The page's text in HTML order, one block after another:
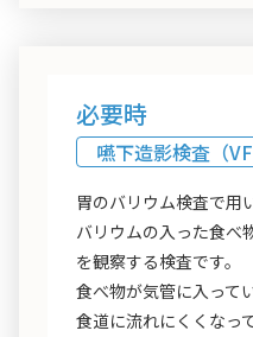
必要時
嚥下造影検査（VF
胃のバリウム検査で用
バリウムの入った食べ
を観察する検査です。
食べ物が気管に入って
食道に流れにくくなっ